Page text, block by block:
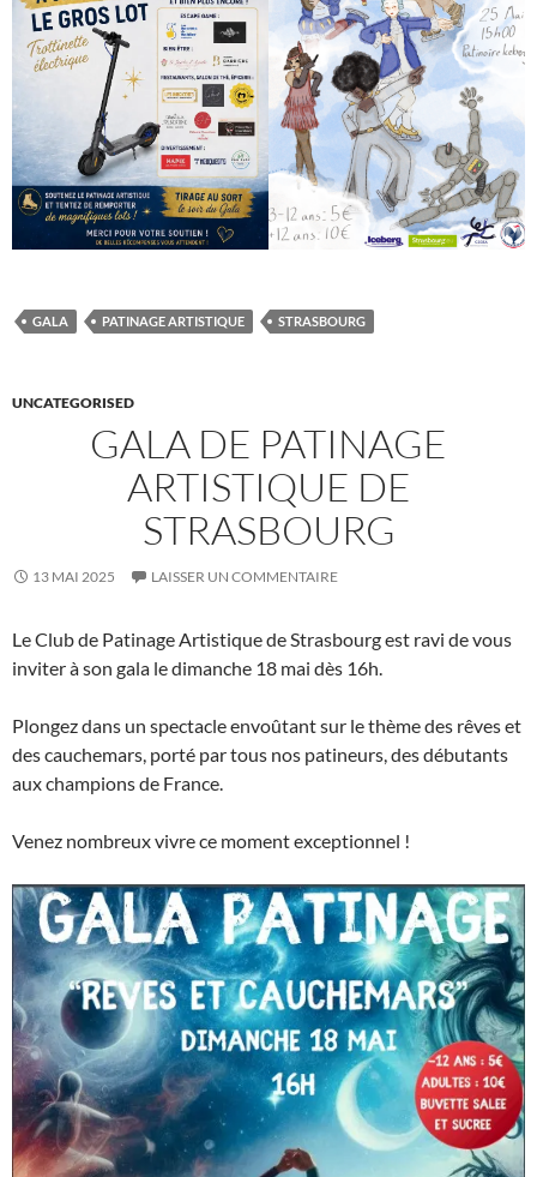
GALA PATINAGE ARTISTIQUE STRASBOURG
UNCATEGORISED
GALA DE PATINAGE
ARTISTIQUE DE
STRASBOURG
13 MAI 2025 LAISSER UN COMMENTAIRE
Le Club de Patinage Artistique de Strasbourg est ravi de vous
inviter à son gala le dimanche 18 mai dès 16h.
Plongez dans un spectacle envoûtant sur le thème des rêves et
des cauchemars, porté par tous nos patineurs, des débutants
aux champions de France.
Venez nombreux vivre ce moment exceptionnel !